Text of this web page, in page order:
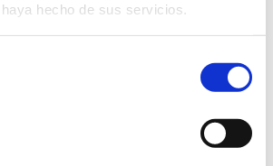
hecho de sus servicios.
i donar-li a algú més preparat
creix. De fet, la major part
de les persones
atreure – retenir a les persones